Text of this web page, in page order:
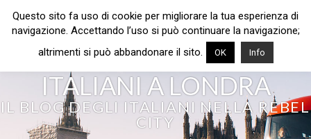
ITALIANI A LONDRA
IL BLOG DEGLI ITALIANI NELLA REBEL
CITY
Questo sito fa uso di cookie per migliorare la tua esperienza di
navigazione. Accettando l’uso si può continuare la navigazione;
altrimenti si può abbandonare il sito.
OK Info